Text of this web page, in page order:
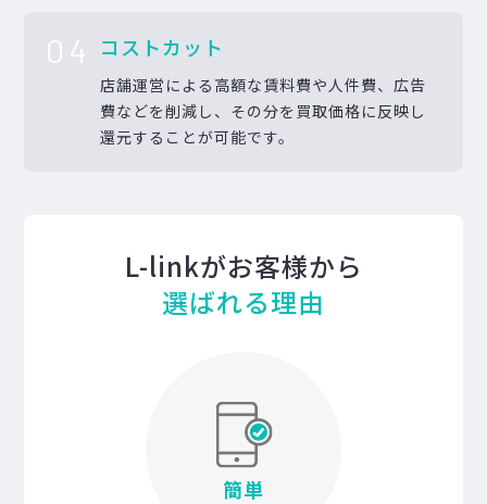
04 コストカット
店舗運営による高額な賃料費や人件費、広告
費などを削減し、その分を買取価格に反映し
還元することが可能です。
L-linkがお客様から
選ばれる理由
簡単